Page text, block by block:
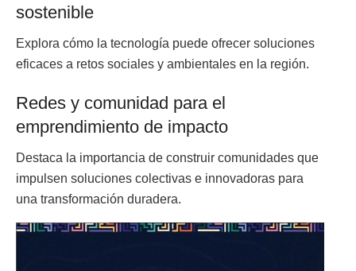
sostenible
Explora cómo la tecnología puede ofrecer soluciones
eficaces a retos sociales y ambientales en la región.
Redes y comunidad para el
emprendimiento de impacto
Destaca la importancia de construir comunidades que
impulsen soluciones colectivas e innovadoras para
una transformación duradera.